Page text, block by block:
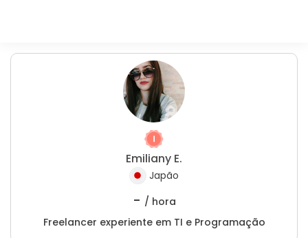
Emiliany E.
Japão
- / hora
Freelancer experiente em TI e Programação